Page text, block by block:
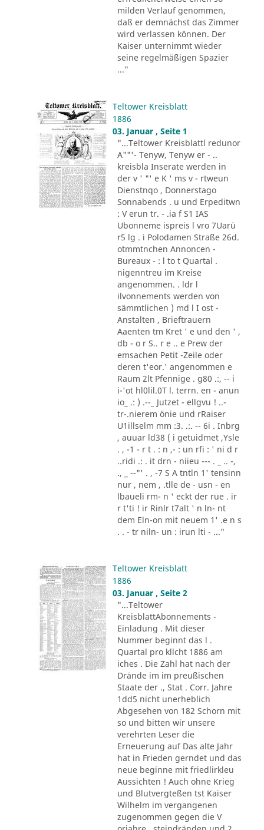
milden Verlauf genommen,
daß er demnächst das Zimmer
wird verlassen können. Der
Kaiser unternimmt wieder
seine regelmäßigen Spazier
..."
Teltower Kreisblatt
1886
03. Januar , Seite 1
"...Teltower Kreisblattl redunor
A""'- Tenyw, Tenyw er - ..
kreisbla Inserate werden in
der v ' "' e K ' ms v - rtweun
Dienstnqo , Donnerstago
Sonnabends . u und Erpeditwn
: V erun tr. - .ia f S1 IAS
Ubonneme ispreis l vro 7Uarü
r5 lg . i Polodamen Straße 26d.
otmmtnchen Annoncen -
Bureaux - : l to t Quartal .
nigenntreu im Kreise
angenommen. . ldr l
ilvonnements werden von
sämmtlichen ) md l I ost -
Anstalten , Brieftrauern
Aaenten tm Kret ' e und den ' ,
db - o r S.. r e .. e Prew der
emsachen Petit -Zeile oder
deren t'eor.' angenommen e
Raum 2lt Pfennige . g80 .:, -- i
i-'ot hl0lil.0T l. terrn. en - anun
io_ .: ) .--_ Jutzet - ellgvu ! ..-
tr-.nierem önie und rRaiser
U1illselm mm :3. .:. -- 6i . Inbrg
, auuar ld38 ( i getuidmet ,Ysle
. , -1 - r t . : n ,- : un rfi : ' ni d r
..ridi .: . it drn - niieu --- . _ .. -,
., _ --"' . , -7 S A tntln 1' tensinn
nur , nem , .tlle de - usn - en
lbaueli rm- n ' eckt der rue . ir
r t'ti ! ir Rinlr t7alt ' n ln- nt
dem Eln-on mit neuem 1' .e n s
. . - tr niln- un : irun lti - ..."
Teltower Kreisblatt
1886
03. Januar , Seite 2
"...Teltower
KreisblattAbonnements -
Einladung . Mit dieser
Nummer beginnt das l .
Quartal pro kllcht 1886 am
iches . Die Zahl hat nach der
Drände im im preußischen
Staate der ., Stat . Corr. Jahre
1dd5 nicht unerheblich
Abgesehen von 182 Schorn mit
so und bitten wir unsere
verehrten Leser die
Erneuerung auf Das alte Jahr
hat in Frieden gerndet und das
neue beginne mit friedlirkleu
Aussichten ! Auch ohne Krieg
und Blutvergteßen tst Kaiser
Wilhelm im vergangenen
zugenommen gegen die V